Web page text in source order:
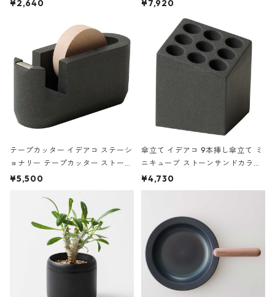
¥2,640 ¥7,920
テープカッター イデアコ ステーシ
ョナリー テープカッター ストーン
サンドカラー 石調 ideaco Station
¥5,500
傘立て イデアコ 9本挿し傘立て ミ
ニキューブ ストーンサンドカラー
石調 ideaco Umbrella Stand CUB
E ストーンサンドブラック
¥4,730